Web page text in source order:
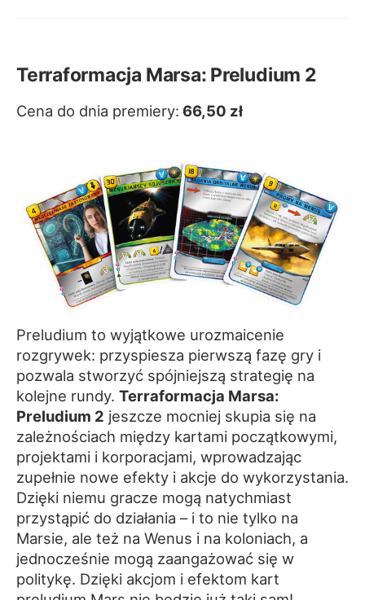
Terraformacja Marsa: Preludium 2
Cena do dnia premiery: 66,50 zł
Preludium to wyjątkowe urozmaicenie
rozgrywek: przyspiesza pierwszą fazę gry i
pozwala stworzyć spójniejszą strategię na
kolejne rundy. Terraformacja Marsa:
Preludium 2 jeszcze mocniej skupia się na
zależnościach między kartami początkowymi,
projektami i korporacjami, wprowadzając
zupełnie nowe efekty i akcje do wykorzystania.
Dzięki niemu gracze mogą natychmiast
przystąpić do działania – i to nie tylko na
Marsie, ale też na Wenus i na koloniach, a
jednocześnie mogą zaangażować się w
politykę. Dzięki akcjom i efektom kart